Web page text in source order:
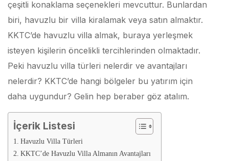
çeşitli konaklama seçenekleri mevcuttur. Bunlardan
biri, havuzlu bir villa kiralamak veya satın almaktır.
KKTC’de havuzlu villa almak, buraya yerleşmek
isteyen kişilerin öncelikli tercihlerinden olmaktadır.
Peki havuzlu villa türleri nelerdir ve avantajları
nelerdir? KKTC’de hangi bölgeler bu yatırım için
daha uygundur? Gelin hep beraber göz atalım.
İçerik Listesi
Havuzlu Villa Türleri
KKTC’de Havuzlu Villa Almanın Avantajları